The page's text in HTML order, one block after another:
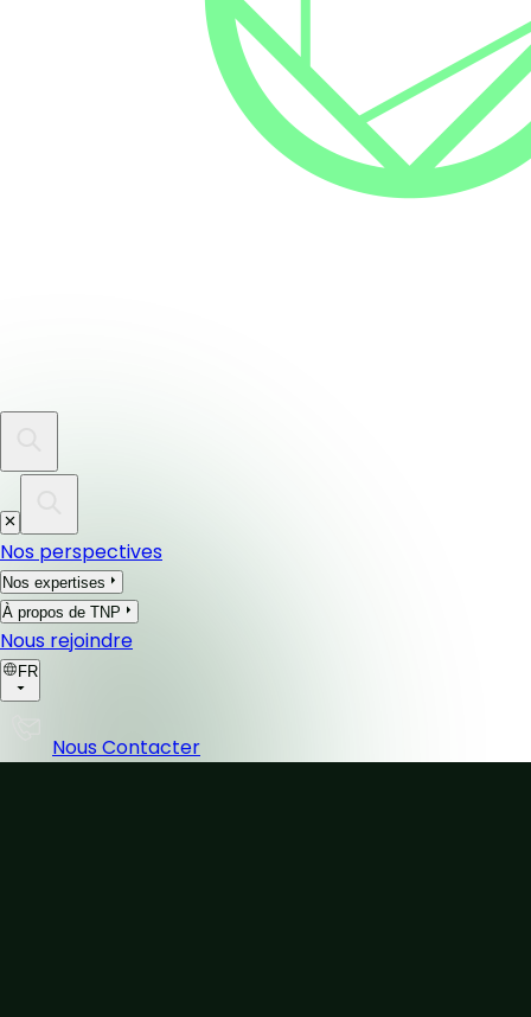
Nos perspectives
Nos expertises
À propos de TNP
Nous rejoindre
FR
Nous Contacter